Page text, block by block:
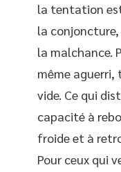
la tentation
la
la malchance.
même aguerri,
vide. Ce qui
capacité à
froide et à
Pour ceux qui